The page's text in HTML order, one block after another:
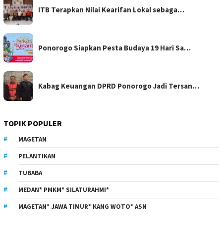
ITB Terapkan Nilai Kearifan Lokal sebaga…
Ponorogo Siapkan Pesta Budaya 19 Hari Sa…
Kabag Keuangan DPRD Ponorogo Jadi Tersan…
TOPIK POPULER
MAGETAN
PELANTIKAN
TUBABA
MEDAN* PMKM* SILATURAHMI*
MAGETAN* JAWA TIMUR* KANG WOTO* ASN